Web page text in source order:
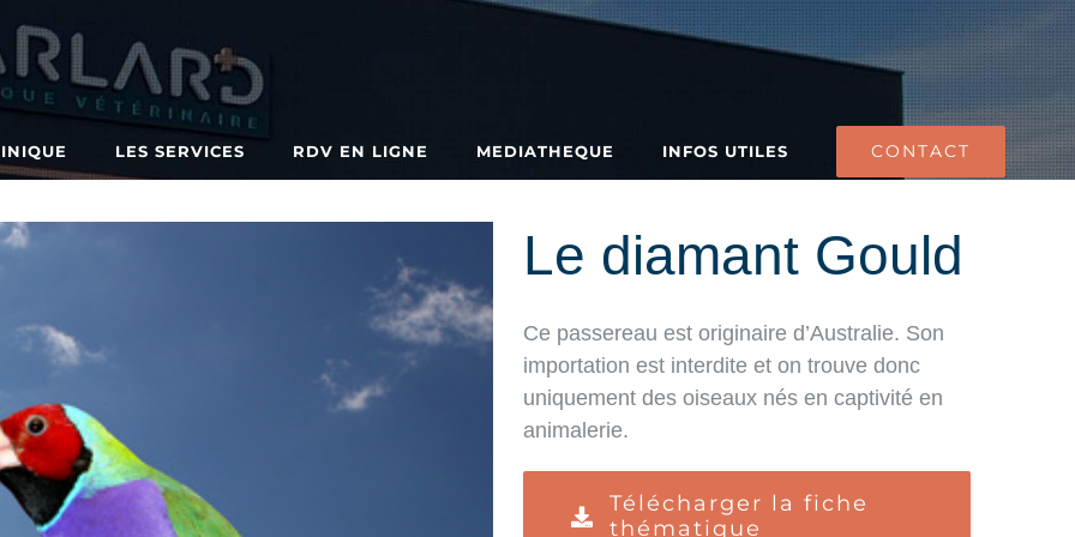
LES SERVICES RDV EN LIGNE MEDIATHEQUE INFOS UTILES CONTACT
Le diamant Gould
Ce passereau est originaire d’Australie. Son
importation est interdite et on trouve donc
uniquement des oiseaux nés en captivité en
animalerie.
Télécharger la fiche
thématique